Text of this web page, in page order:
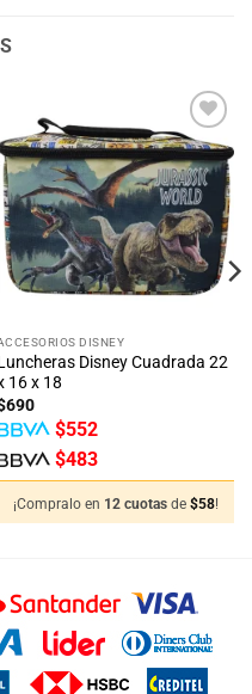
Añadir
a la
lista
de
deseos
DISNEY
Disney Cuadrada 22
16 x 18
690
$552
$483
¡Compralo en 12 cuotas de $58!